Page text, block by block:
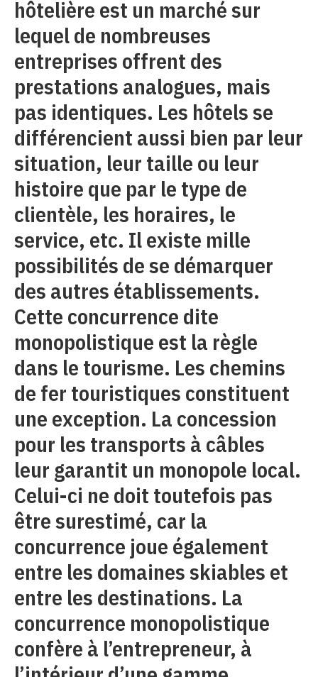
hôtelière est un marché sur
lequel de nombreuses
entreprises offrent des
prestations analogues, mais
pas identiques. Les hôtels se
différencient aussi bien par leur
situation, leur taille ou leur
histoire que par le type de
clientèle, les horaires, le
service, etc. Il existe mille
possibilités de se démarquer
des autres établissements.
Cette concurrence dite
monopolistique est la règle
dans le tourisme. Les chemins
de fer touristiques constituent
une exception. La concession
pour les transports à câbles
leur garantit un monopole local.
Celui-ci ne doit toutefois pas
être surestimé, car la
concurrence joue également
entre les domaines skiables et
entre les destinations. La
concurrence monopolistique
confère à l’entrepreneur, à